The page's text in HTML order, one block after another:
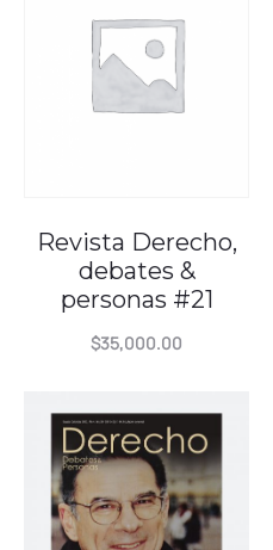
Revista Derecho,
debates &
personas #21
$35,000.00